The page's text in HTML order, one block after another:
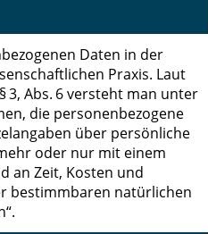
Daten in der
Praxis. Laut
3, Abs. 6 versteht man unter
die personenbezogene
über persönliche
oder nur mit einem
an Zeit, Kosten und
bestimmbaren natürlichen